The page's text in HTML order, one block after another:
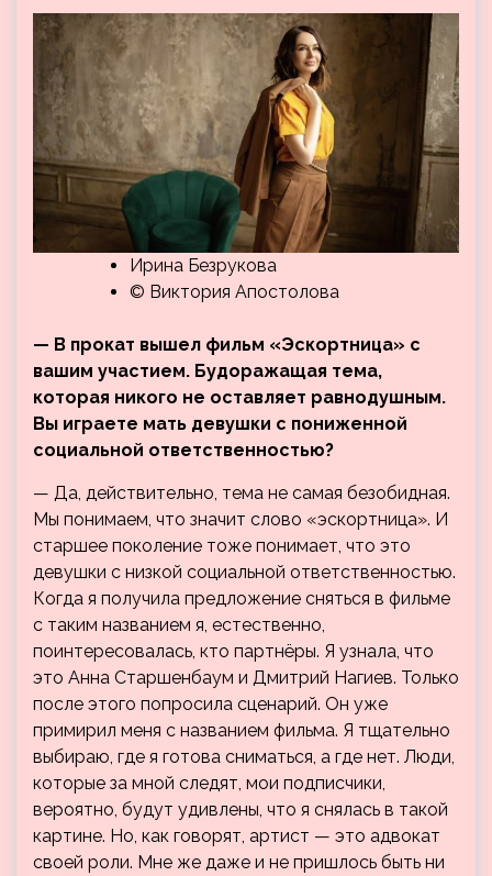
Ирина Безрукова
© Виктория Апостолова
— В прокат вышел фильм «Эскортница» с
вашим участием. Будоражащая тема,
которая никого не оставляет равнодушным.
Вы играете мать девушки с пониженной
социальной ответственностью?
— Да, действительно, тема не самая безобидная.
Мы понимаем, что значит слово «эскортница». И
старшее поколение тоже понимает, что это
девушки с низкой социальной ответственностью.
Когда я получила предложение сняться в фильме
с таким названием я, естественно,
поинтересовалась, кто партнёры. Я узнала, что
это Анна Старшенбаум и Дмитрий Нагиев. Только
после этого попросила сценарий. Он уже
примирил меня с названием фильма. Я тщательно
выбираю, где я готова сниматься, а где нет. Люди,
которые за мной следят, мои подписчики,
вероятно, будут удивлены, что я снялась в такой
картине. Но, как говорят, артист — это адвокат
своей роли. Мне же даже и не пришлось быть ни